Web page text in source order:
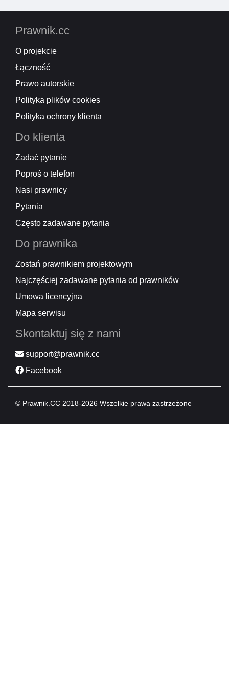
Prawnik.cc
O projekcie
Łączność
Prawo autorskie
Polityka plików cookies
Polityka ochrony klienta
Do klienta
Zadać pytanie
Poproś o telefon
Nasi prawnicy
Pytania
Często zadawane pytania
Do prawnika
Zostań prawnikiem projektowym
Najczęściej zadawane pytania od prawników
Umowa licencyjna
Mapa serwisu
Skontaktuj się z nami
support@prawnik.cc
Facebook
© Prawnik.CC 2018-2026 Wszelkie prawa zastrzeżone